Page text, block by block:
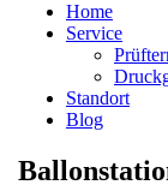
Home
Service
Standort
Blog